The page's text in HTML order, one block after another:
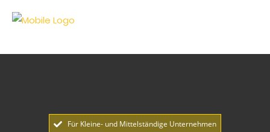
Für Kleine- und Mittelständige Unternehmen